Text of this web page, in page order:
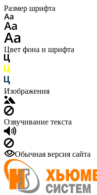
Размер шрифта
Цвет фона и шрифта
Изображения
Озвучивание текста
Обычная версия сайта